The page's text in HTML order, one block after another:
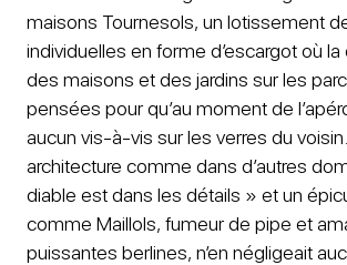
maisons Tournesols, un lotissement
individuelles en forme d’escargot où
des maisons et des jardins sur les
pensées pour qu’au moment de
aucun vis-à-vis sur les verres du
architecture comme dans d’autres
diable est dans les détails » et un
comme Maillols, fumeur de pipe et
puissantes berlines, n’en négligeait